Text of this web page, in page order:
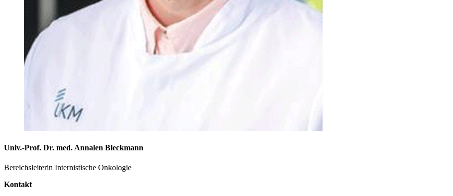
Univ.-Prof. Dr. med. Annalen Bleckmann
Bereichsleiterin Internistische Onkologie
Kontakt